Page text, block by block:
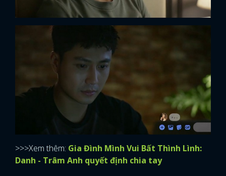
>>>Xem thêm: Gia Đình Mình Vui Bất Thình Lình:
Danh - Trâm Anh quyết định chia tay